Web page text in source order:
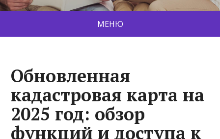
МЕНЮ
Обновленная
кадастровая карта на
2025 год: обзор
функций и доступа к